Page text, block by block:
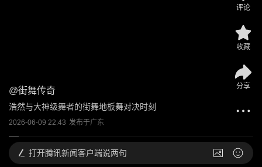
@街舞传奇
浩然与大神级舞者的街舞地板舞对决时刻
2026-06-09 22:43 发布于广东
评论
收藏
分享
打开腾讯新闻客户端说两句